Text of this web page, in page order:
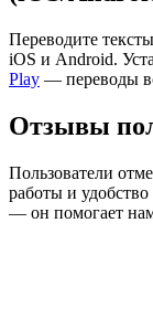
Переводите
iOS и Android.
Play — переводы
Отзывы
Пользователи
работы и
— он помогает